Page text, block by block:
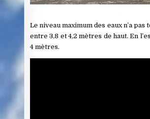
Le niveau maximum des eaux n’a
entre 3,8 et 4,2 mètres de haut. En
4 mètres.